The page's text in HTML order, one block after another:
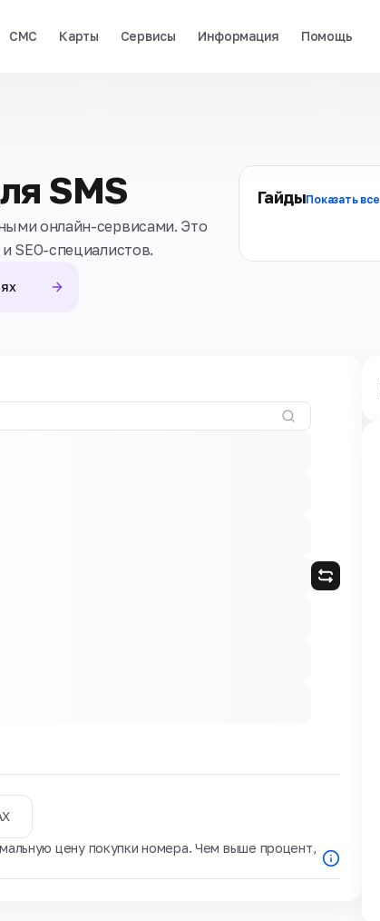
СМС Карты Сервисы Информация Помощь
SMS
онлайн-сервисами. Это
SEO-специалистов.
ГайдыПоказать все
цену покупки номера. Чем выше процент,